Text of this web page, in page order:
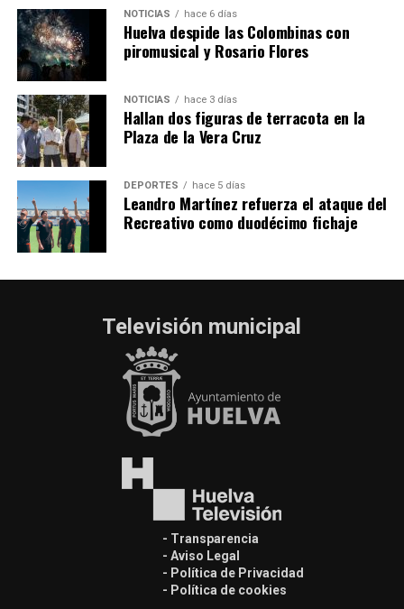
hace 6 días· Huelvatv
NOTICIAS hace 6 días
Huelva despide las Colombinas con
piromusical y Rosario Flores
NOTICIAS hace 3 días
Hallan dos figuras de terracota en la
Plaza de la Vera Cruz
DEPORTES hace 5 días
Leandro Martínez refuerza el ataque del
Recreativo como duodécimo fichaje
Televisión municipal
- Transparencia
- Aviso Legal
- Política de Privacidad
- Política de cookies